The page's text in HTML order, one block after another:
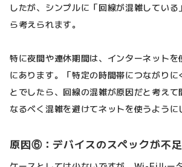
したが、シンプルに「回線が混雑してい
ら考えられます。
特に夜間や連休期間は、インターネットを
にあります。「特定の時間帯につながりに
とでしたら、回線の混雑が原因だと考えて
なるべく混雑を避けてネットを使うように
原因⑥：デバイスのスペックが不